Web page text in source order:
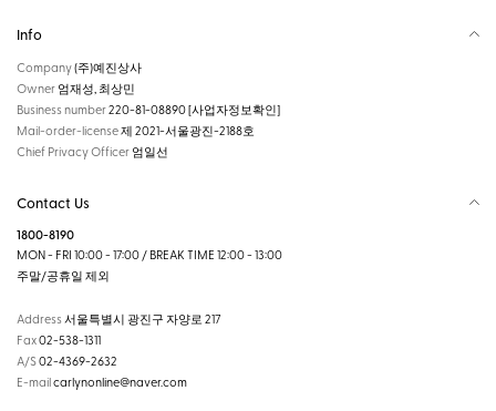
Info
Company(주)예진상사
Owner 엄재성, 최상민
Business number220-81-08890[사업자정보확인]
Mail-order-license제 2021-서울광진-2188호
Chief Privacy Officer 엄일선
Contact Us
1800-8190
MON - FRI 10:00 - 17:00 / BREAK TIME 12:00 - 13:00
주말/공휴일 제외
Address서울특별시 광진구 자양로 217
Fax02-538-1311
A/S02-4369-2632
E-mailcarlynonline@naver.com